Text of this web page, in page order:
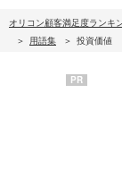
オリコン顧客満足度ランキ
用語集
投資価値
PR